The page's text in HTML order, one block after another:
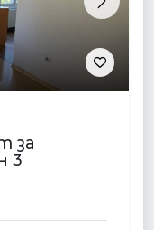
Next
за
3